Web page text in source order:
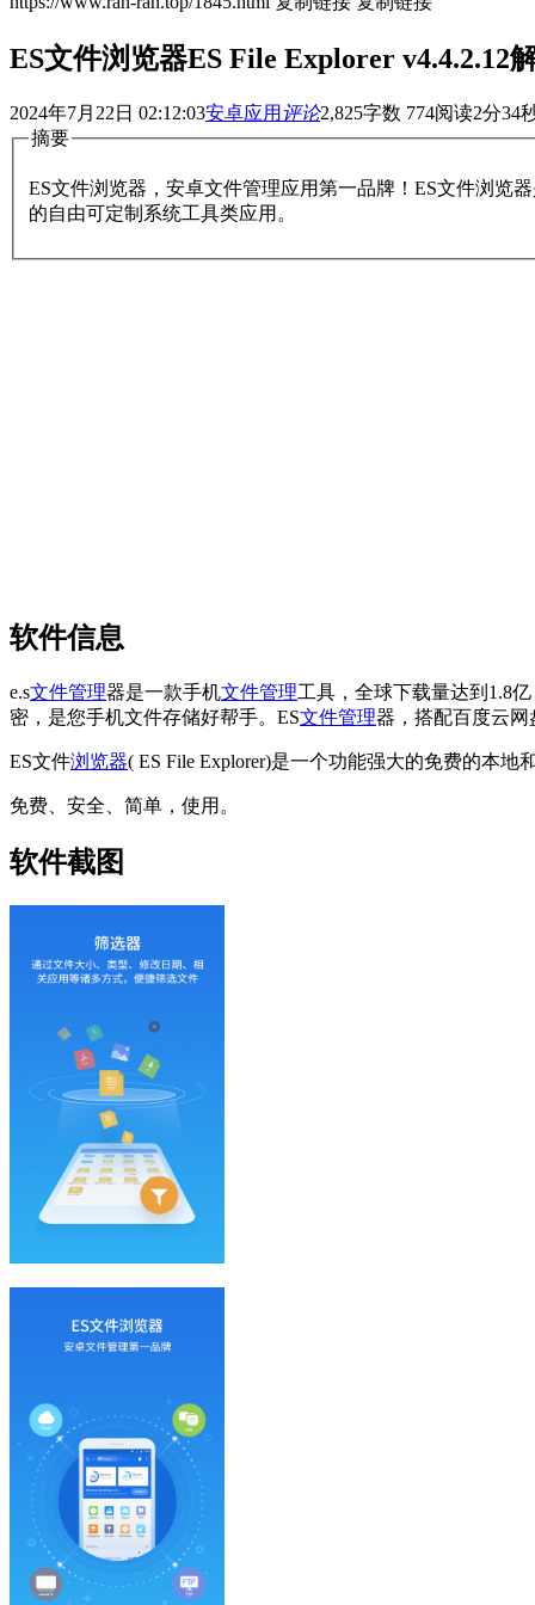
ES文件浏览器ES File Explorer v4.4.2.12
2024年7月22日 02:12:03安卓应用 评论2,825字数 774阅读2分34
摘要
ES文件浏览器，安卓文件管理应用第一品牌！ES文件浏览
的自由可定制系统工具类应用。
软件信息
e.s文件管理器是一款手机文件管理工具，全球下载量达到1.8
密，是您手机文件存储好帮手。ES文件管理器，搭配百度云
ES文件浏览器( ES File Explorer)是一个功能强大的免费的本地
免费、安全、简单，使用。
软件截图